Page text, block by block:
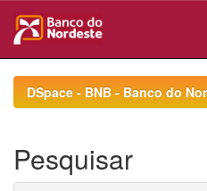
navigationDSpace - BNB - Banco do
Pesquisar